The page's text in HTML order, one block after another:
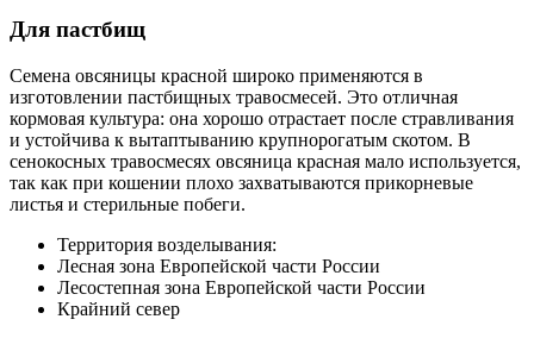
Для пастбищ
Семена овсяницы красной широко применяются в
изготовлении пастбищных травосмесей. Это отличная
кормовая культура: она хорошо отрастает после стравливания
и устойчива к вытаптыванию крупнорогатым скотом. В
сенокосных травосмесях овсяница красная мало используется,
так как при кошении плохо захватываются прикорневые
листья и стерильные побеги.
Территория возделывания:
Лесная зона Европейской части России
Лесостепная зона Европейской части России
Крайний север